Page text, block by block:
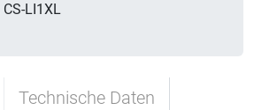
CS-LI1XL
Technische Daten